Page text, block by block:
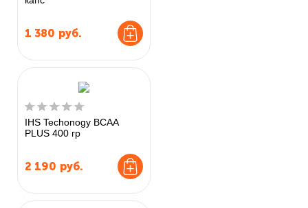
1 380 руб.
IHS Techonogy BCAA
PLUS 400 гр
2 190 руб.